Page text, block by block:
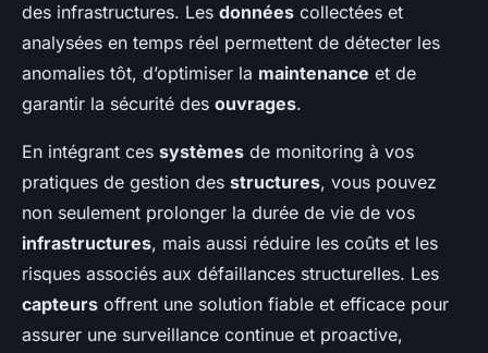
des infrastructures. Les données collectées et
analysées en temps réel permettent de détecter les
anomalies tôt, d’optimiser la maintenance et de
garantir la sécurité des ouvrages.
En intégrant ces systèmes de monitoring à vos
pratiques de gestion des structures, vous pouvez
non seulement prolonger la durée de vie de vos
infrastructures, mais aussi réduire les coûts et les
risques associés aux défaillances structurelles. Les
capteurs offrent une solution fiable et efficace pour
assurer une surveillance continue et proactive,